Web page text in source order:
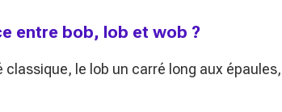
entre bob, lob et wob ?
classique, le lob un carré long aux